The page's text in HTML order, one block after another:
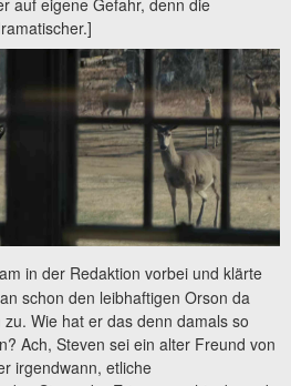
in der Redaktion vorbei und klärte
schon den leibhaftigen Orson da
Wie hat er das denn damals so
Ach, Steven sei ein alter Freund von
irgendwann, etliche